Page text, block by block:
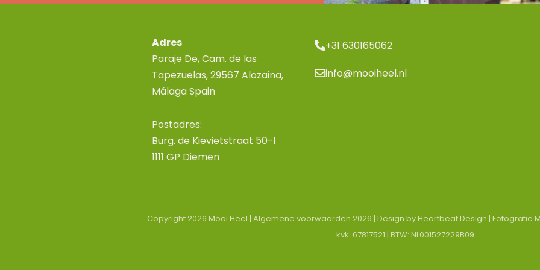
Adres
Paraje De, Cam. de las
Tapezuelas, 29567 Alozaina,
Málaga Spain
Postadres:
Burg. de Kievietstraat 50-I
1111 GP Diemen
+31 630165062
info@mooiheel.nl
Copyright 2026 Mooi Heel |Algemene voorwaarden 2026 | Design byHeartbeat Design | Fotografie
kvk: 67817521 | BTW: NL001527229B09